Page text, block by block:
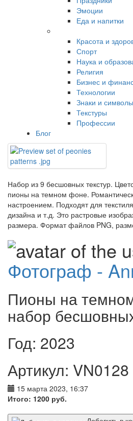
Эмоции
Еда и напитки
Красота и
Спорт
Наука и
Религия
Бизнес и
Технологии
Знаки и символы
Текстуры
Профессии
Блог
Набор из 9 бесшовных текстур.
пионы на темном фоне.
настроением. Подходят для
дизайна и т.д. Это растровые
размера. Формат файлов PNG,
Фотограф -
Пионы на
набор
Год: 2023
Артикул: VN0128
15 марта 2023, 16:37
Итого: 1200 руб.